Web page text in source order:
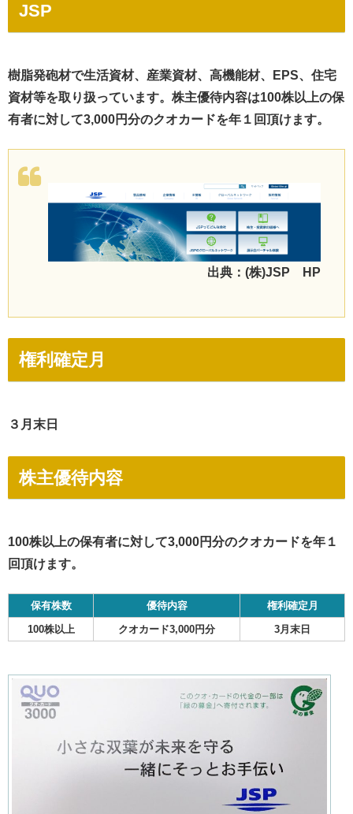
JSP
樹脂発砲材で生活資材、産業資材、高機能材、EPS、住宅
資材等を取り扱っています。株主優待内容は100株以上の保
有者に対して3,000円分のクオカードを年１回頂けます。
出典：(株)JSP HP
権利確定月
３月末日
株主優待内容
100株以上の保有者に対して3,000円分のクオカードを年１
回頂けます。
保有株数 優待内容
権利確定月
100株以上
クオカード3,000円分 3月末日